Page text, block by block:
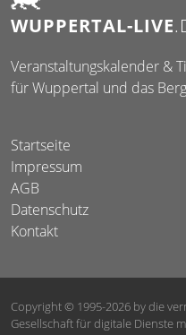
WUPPERTAL-LIVE
Veranstaltungskalender &
für Wuppertal und das
Startseite
Impressum
AGB
Datenschutz
Kontakt
Copyright © 1995-2026 by die
Gesellschaft für digitale Dienste